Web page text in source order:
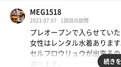
体感ロウリュウ後105℃
水風呂？プール？体感15℃
イベントの方々もコチラで
都合があり、タイムロスでし
からの〜、小矢部市
🈂ワークさんへハシゴ！
ただ、これから寒くなるの
手に予想🤤
冷房に当たりながらの整い
持ちが爆発しておりました😎
控えめに言って最高のサウ
MEG1518
2023.07.07 1回目の訪問
プレオープンで入らせていた
女性はレンタル水着あります
セルフロウリュウが出来る
選べます。
続き